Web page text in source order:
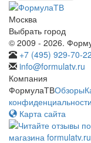
Москва
Выбрать город
© 2009 - 2026.
+7 (495) 929-70-22
info@formulatv.ru
Компания
ФормулаТВОбзоры
конфиденциальности
Карта сайта